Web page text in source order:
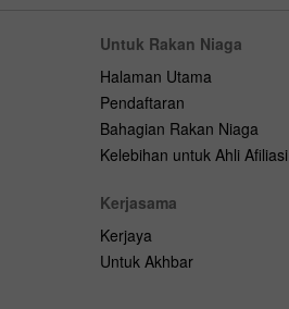
Untuk Rakan Niaga
Halaman Utama
Pendaftaran
Bahagian Rakan Niaga
Kelebihan untuk Ahli Afiliasi
Kerjasama
Kerjaya
Untuk Akhbar